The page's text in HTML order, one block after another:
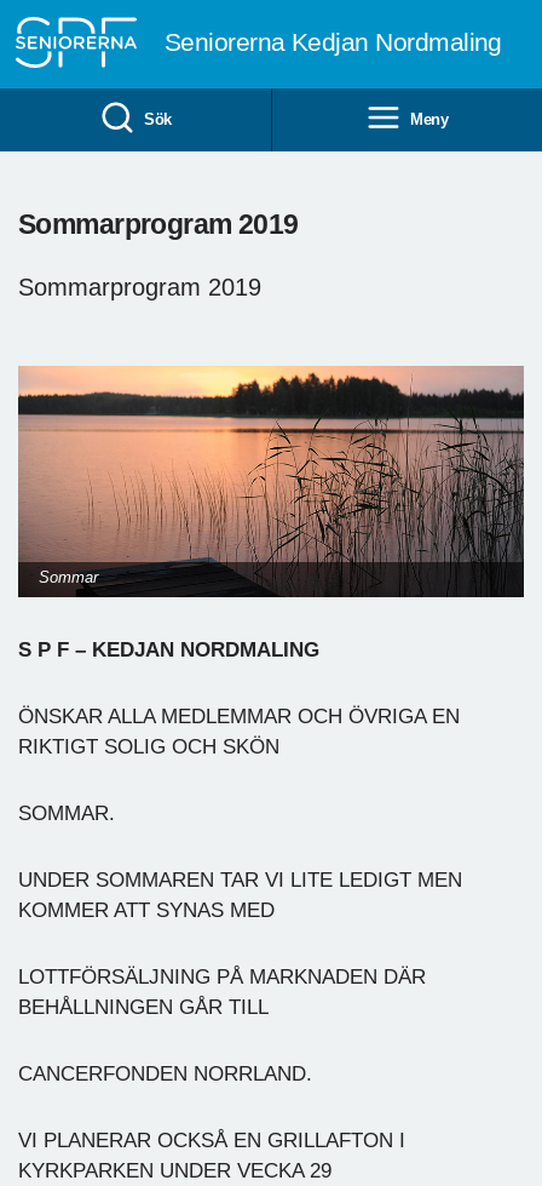
Seniorerna Kedjan Nordmaling
Sök Meny
Sommarprogram 2019
Sommarprogram 2019
Sommar
S P F – KEDJAN NORDMALING
ÖNSKAR ALLA MEDLEMMAR OCH ÖVRIGA EN
RIKTIGT SOLIG OCH SKÖN
SOMMAR.
UNDER SOMMAREN TAR VI LITE LEDIGT MEN
KOMMER ATT SYNAS MED
LOTTFÖRSÄLJNING PÅ MARKNADEN DÄR
BEHÅLLNINGEN GÅR TILL
CANCERFONDEN NORRLAND.
VI PLANERAR OCKSÅ EN GRILLAFTON I
KYRKPARKEN UNDER VECKA 29